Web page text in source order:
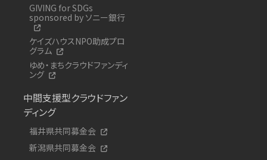
GIVING for SDGs
sponsored by ソニー銀行
ケイズハウスNPO助成プロ
グラム
ゆめ・まちクラウドファンディ
ング
中間支援型クラウドファン
ディング
福井県共同募金会
新潟県共同募金会